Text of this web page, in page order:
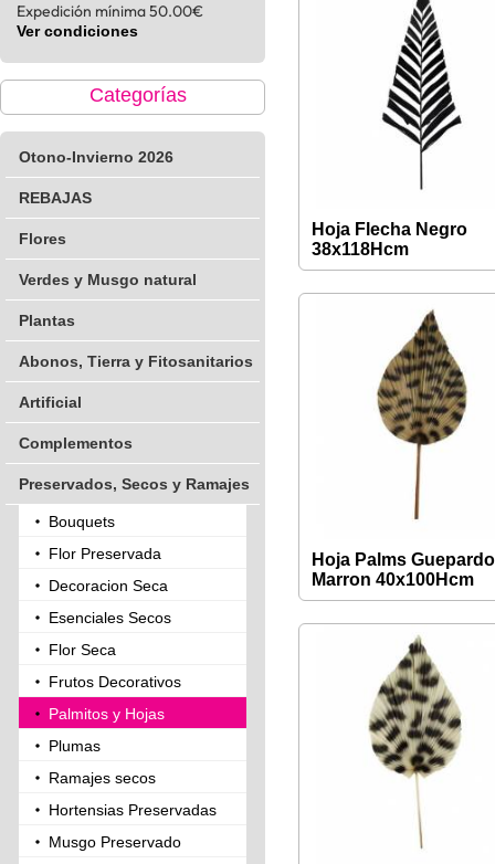
Expedición mínima 50.00€
Ver condiciones
Categorías
Otono-Invierno 2026
REBAJAS
Flores
Verdes y Musgo natural
Plantas
Abonos, Tierra y Fitosanitarios
Artificial
Complementos
Preservados, Secos y Ramajes
Bouquets
Flor Preservada
Decoracion Seca
Esenciales Secos
Flor Seca
Frutos Decorativos
Palmitos y Hojas
Plumas
Ramajes secos
Hortensias Preservadas
Musgo Preservado
Hoja Flecha Negro
38x118Hcm
Hoja Palms Guepardo
Marron 40x100Hcm